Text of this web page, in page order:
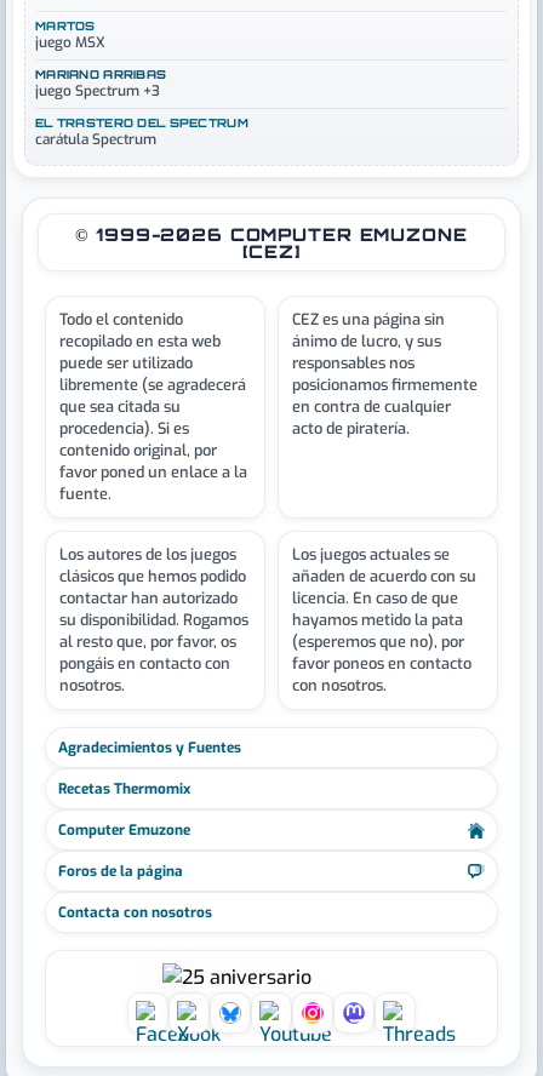
MARTOS
juego MSX
MARIANO ARRIBAS
juego Spectrum +3
EL TRASTERO DEL SPECTRUM
carátula Spectrum
© 1999-2026 COMPUTER EMUZONE
[CEZ]
Todo el contenido
recopilado en esta web
puede ser utilizado
libremente (se agradecerá
que sea citada su
procedencia). Si es
contenido original, por
favor poned un enlace a la
fuente.
CEZ es una página sin
ánimo de lucro, y sus
responsables nos
posicionamos firmemente
en contra de cualquier
acto de piratería.
Los autores de los juegos
clásicos que hemos podido
contactar han autorizado
su disponibilidad. Rogamos
al resto que, por favor, os
pongáis en contacto con
nosotros.
Los juegos actuales se
añaden de acuerdo con su
licencia. En caso de que
hayamos metido la pata
(esperemos que no), por
favor poneos en contacto
con nosotros.
Agradecimientos y Fuentes
Recetas Thermomix
Computer Emuzone
Foros de la página
Contacta con nosotros